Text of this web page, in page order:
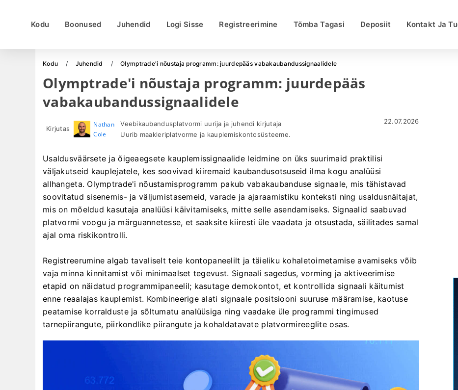
Kodu Boonused Juhendid Logi Sisse Registreerimine Tõmba Tagasi Deposiit Kontakt Ja
Kodu Juhendid Olymptrade'i nõustaja programm: juurdepääs vabakaubandussignaalidele
Olymptrade'i nõustaja programm: juurdepääs
vabakaubandussignaalidele
Kirjutas
Nathan
Cole
Veebikaubandusplatvormi uurija ja juhendi kirjutaja
Uurib maakleriplatvorme ja kauplemiskontosüsteeme.
22.07.2026
Usaldusväärsete ja õigeaegsete kauplemissignaalide leidmine on üks suurimaid praktilisi
väljakutseid kauplejatele, kes soovivad kiiremaid kaubandusotsuseid ilma kogu analüüsi
allhangeta. Olymptrade'i nõustamisprogramm pakub vabakaubanduse signaale, mis tähistavad
soovitatud sisenemis- ja väljumistasemeid, varade ja ajaraamistiku konteksti ning usaldusnäitajat,
mis on mõeldud kasutaja analüüsi käivitamiseks, mitte selle asendamiseks. Signaalid saabuvad
platvormi voogu ja märguannetesse, et saaksite kiiresti üle vaadata ja otsustada, säilitades samal
ajal oma riskikontrolli.
Registreerumine algab tavaliselt teie kontopaneelilt ja täieliku kohaletoimetamise avamiseks võib
vaja minna kinnitamist või minimaalset tegevust. Signaali sagedus, vorming ja aktiveerimise
etapid on näidatud programmipaneelil; kasutage demokontot, et kontrollida signaali käitumist
enne reaalajas kauplemist. Kombineerige alati signaale positsiooni suuruse määramise, kaotuse
peatamise korralduste ja sõltumatu analüüsiga ning vaadake üle programmi tingimused
tarnepiirangute, piirkondlike piirangute ja kohaldatavate platvormireeglite osas.